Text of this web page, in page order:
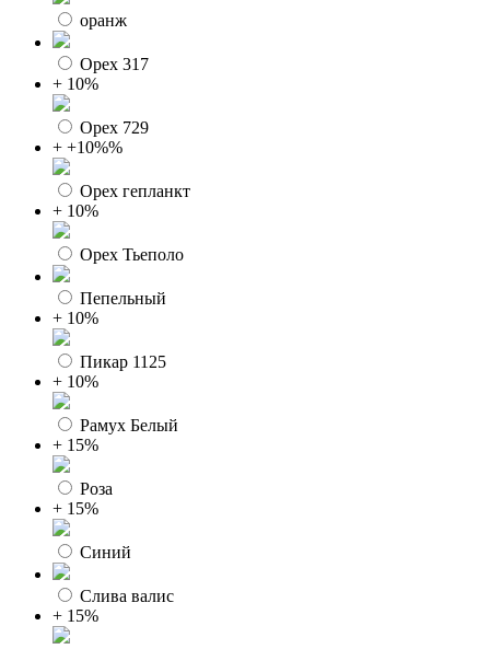
оранж
Орех 317
+ 10%
Орех 729
+ +10%%
Орех гепланкт
+ 10%
Орех Тьеполо
Пепельный
+ 10%
Пикар 1125
+ 10%
Рамух Белый
+ 15%
Роза
+ 15%
Синий
Слива валис
+ 15%